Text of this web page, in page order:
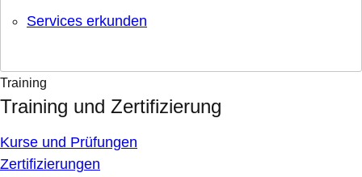
Services erkunden
Training
Training und Zertifizierung
Kurse und Prüfungen
Zertifizierungen